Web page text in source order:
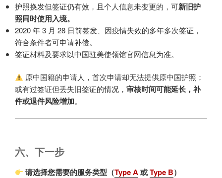
护照换发但签证仍有效，且个人信息未变更的，可新旧护
照同时使用入境。
2020 年 3 月 28 日前签发、因疫情失效的多年多次签证，
符合条件者可申请补偿。
签证材料及要求以中国驻美使领馆官网信息为准。
原中国籍的申请人，首次申请却无法提供原中国护照；
或有过签证但丢失旧签证的情况， 审核时间可能延长，补
件或退件风险增加。
六、下一步
请选择您需要的服务类型（Type A或Type B）